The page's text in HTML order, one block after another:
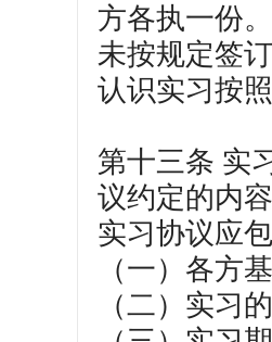
方各执一份。
未按规定签
认识实习按
第十三条 实
议约定的内
实习协议应
（一）各方
（二）实习